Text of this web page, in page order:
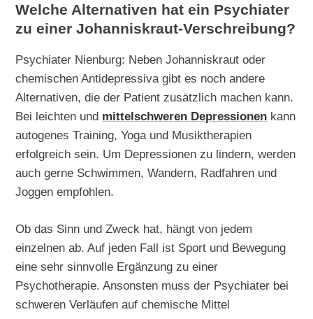
Welche Alternativen hat ein Psychiater
zu einer Johanniskraut-Verschreibung?
Psychiater Nienburg: Neben Johanniskraut oder
chemischen Antidepressiva gibt es noch andere
Alternativen, die der Patient zusätzlich machen kann.
Bei leichten und mittelschweren Depressionen kann
autogenes Training, Yoga und Musiktherapien
erfolgreich sein. Um Depressionen zu lindern, werden
auch gerne Schwimmen, Wandern, Radfahren und
Joggen empfohlen.
Ob das Sinn und Zweck hat, hängt von jedem
einzelnen ab. Auf jeden Fall ist Sport und Bewegung
eine sehr sinnvolle Ergänzung zu einer
Psychotherapie. Ansonsten muss der Psychiater bei
schweren Verläufen auf chemische Mittel